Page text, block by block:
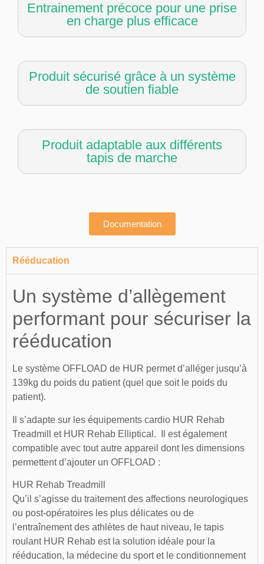
Entrainement précoce pour une prise
en charge plus efficace
Produit sécurisé grâce à un système
de soutien fiable
Produit adaptable aux différents
tapis de marche
Documentation
Rééducation
Un système d’allègement
performant pour sécuriser la
rééducation
Le système OFFLOAD de HUR permet d’alléger jusqu’à
139kg du poids du patient (quel que soit le poids du
patient).
Il s’adapte sur les équipements cardio HUR Rehab
Treadmill et HUR Rehab Elliptical. Il est également
compatible avec tout autre appareil dont les dimensions
permettent d’ajouter un OFFLOAD :
HUR Rehab Treadmill
Qu’il s’agisse du traitement des affections neurologiques
ou post-opératoires les plus délicates ou de
l’entraînement des athlètes de haut niveau, le tapis
roulant HUR Rehab est la solution idéale pour la
rééducation, la médecine du sport et le conditionnement